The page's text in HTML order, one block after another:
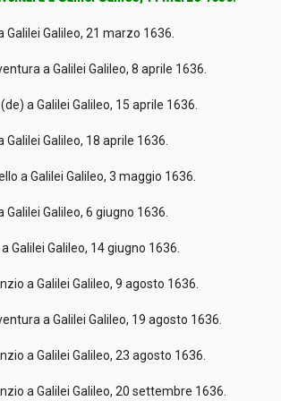
Galilei Galileo, 21 marzo 1636.
a Galilei Galileo, 8 aprile 1636.
a Galilei Galileo, 15 aprile 1636.
Galilei Galileo, 18 aprile 1636.
a Galilei Galileo, 3 maggio 1636.
Galilei Galileo, 6 giugno 1636.
Galilei Galileo, 14 giugno 1636.
a Galilei Galileo, 9 agosto 1636.
a Galilei Galileo, 19 agosto 1636.
a Galilei Galileo, 23 agosto 1636.
a Galilei Galileo, 20 settembre 1636.